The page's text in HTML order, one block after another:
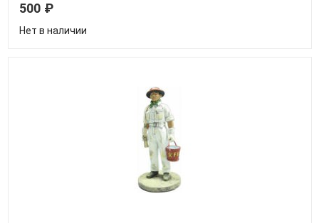
500 ₽
Нет в наличии